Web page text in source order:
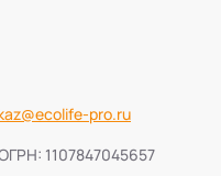
pro.ru
1107847045657